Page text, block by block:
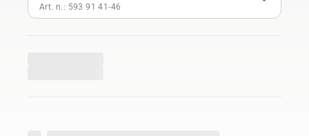
Art. n.: 593 91 41‑46